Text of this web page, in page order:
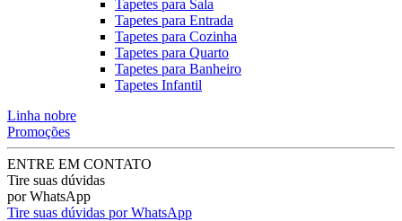
Tapetes para Sala
Tapetes para Entrada
Tapetes para Cozinha
Tapetes para Quarto
Tapetes para Banheiro
Tapetes Infantil
Linha nobre
Promoções
ENTRE EM CONTATO
Tire suas dúvidas
por WhatsApp
Tire suas dúvidas por WhatsApp